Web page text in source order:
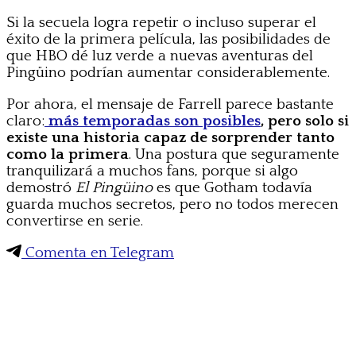
Si la secuela logra repetir o incluso superar el
éxito de la primera película, las posibilidades de
que HBO dé luz verde a nuevas aventuras del
Pingüino podrían aumentar considerablemente.
Por ahora, el mensaje de Farrell parece bastante
claro: más temporadas son posibles, pero solo si
existe una historia capaz de sorprender tanto
como la primera. Una postura que seguramente
tranquilizará a muchos fans, porque si algo
demostró El Pingüinoes que Gotham todavía
guarda muchos secretos, pero no todos merecen
convertirse en serie.
Comenta en Telegram